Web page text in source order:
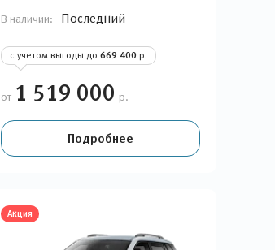
В наличии: Последний
с учетом выгоды до 669 400 р.
от 1 519 000 р.
Подробнее
Акция